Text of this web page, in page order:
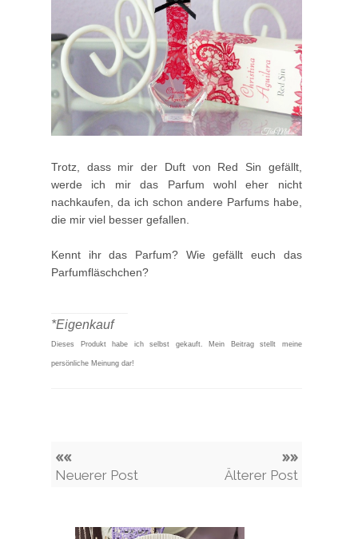
Trotz, dass mir der Duft von Red Sin gefällt,
werde ich mir das Parfum wohl eher nicht
nachkaufen, da ich schon andere Parfums habe,
die mir viel besser gefallen.
Kennt ihr das Parfum? Wie gefällt euch das
Parfumfläschchen?
*Eigenkauf
Dieses Produkt habe ich selbst gekauft. Mein Beitrag stellt meine
persönliche Meinung dar!
««
Neuerer Post
»»
Älterer Post